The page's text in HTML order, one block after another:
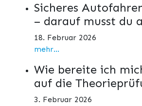
Sicheres
– darauf musst du
18. Februar 2026
mehr...
Wie bereite ich
auf die
3. Februar 2026